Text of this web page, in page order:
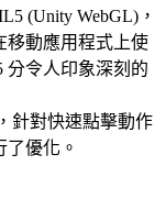
(Unity WebGL)，
移動應用程式上使
分令人印象深刻的
針對快速點擊動作
了優化。